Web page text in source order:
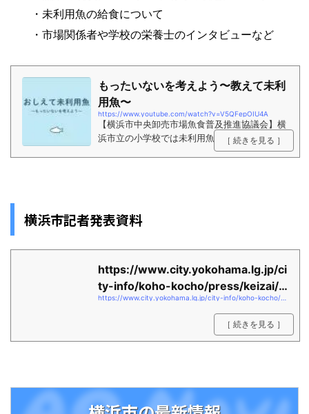
・未利用魚の給食について
・市場関係者や学校の栄養士のインタビューなど
もったいないを考えよう〜教えて未利
用魚〜
https://www.youtube.com/watch?v=V5QFepOIU4A
【横浜市中央卸売市場魚食普及推進協議会】横
浜市立の小学校では未利用魚を食材とした給食
が定期的に支給されています。未利用魚を通じ
食、食文化まで考えを広...
［ 続きを見る ］
横浜市記者発表資料
https://www.city.yokohama.lg.jp/ci
ty-info/koho-kocho/press/keizai/2
021/0209mi...
［ 続きを見る ］